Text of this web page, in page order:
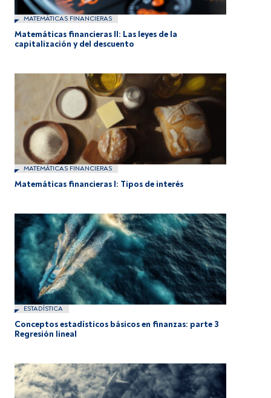
MATEMÁTICAS FINANCIERAS
Matemáticas financieras II: Las leyes de la
capitalización y del descuento
MATEMÁTICAS FINANCIERAS
Matemáticas financieras I: Tipos de interés
ESTADÍSTICA
Conceptos estadísticos básicos en finanzas: parte 3
Regresión lineal